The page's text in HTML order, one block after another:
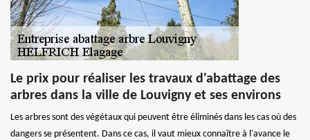
Le prix pour réaliser les travaux d'abattage des
arbres dans la ville de Louvigny et ses environs
Les arbres sont des végétaux qui peuvent être éliminés dans les cas où des
dangers se présentent. Dans ce cas, il vaut mieux connaître à l'avance le